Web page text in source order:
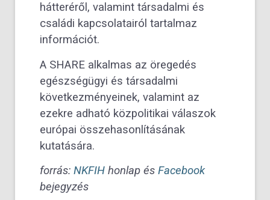
hátteréről, valamint társadalmi és
családi kapcsolatairól tartalmaz
információt.
A SHARE alkalmas az öregedés
egészségügyi és társadalmi
következményeinek, valamint az
ezekre adható közpolitikai válaszok
európai összehasonlításának
kutatására.
forrás: NKFIH honlap és Facebook
bejegyzés